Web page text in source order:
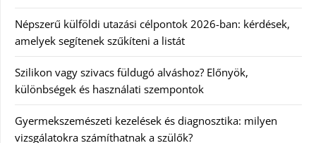
Népszerű külföldi utazási célpontok 2026-ban: kérdések,
amelyek segítenek szűkíteni a listát
Szilikon vagy szivacs füldugó alváshoz? Előnyök,
különbségek és használati szempontok
Gyermekszemészeti kezelések és diagnosztika: milyen
vizsgálatokra számíthatnak a szülők?